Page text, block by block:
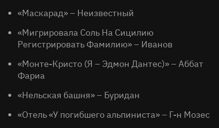
«Маскарад» – Неизвестный
«Мигрировала Соль На Сицилию
Регистрировать Фамилию» – Иванов
«Монте-Кристо (Я – Эдмон Дантес)» – Аббат
Фариа
«Нельская башня» – Буридан
«Отель «У погибшего альпиниста» – Г-н Мозес